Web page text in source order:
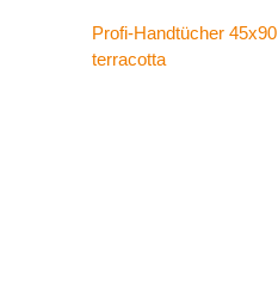
Profi-Handtücher 45x90
terracotta